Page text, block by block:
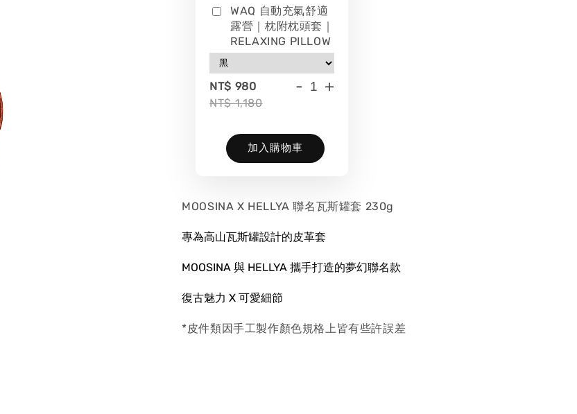
WAQ 自動充氣舒適
露營｜枕附枕頭套｜
RELAXING PILLOW
NT$ 980
NT$ 1,180
- +
加入購物車
MOOSINA X HELLYA 聯名瓦斯罐套 230g
專為高山瓦斯罐設計的皮革套
MOOSINA 與 HELLYA 攜手打造的夢幻聯名款
復古魅力 X 可愛細節
*皮件類因手工製作顏色規格上皆有些許誤差